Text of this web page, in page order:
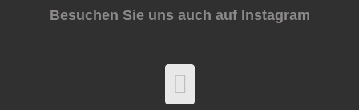
Besuchen Sie uns auch auf Instagram